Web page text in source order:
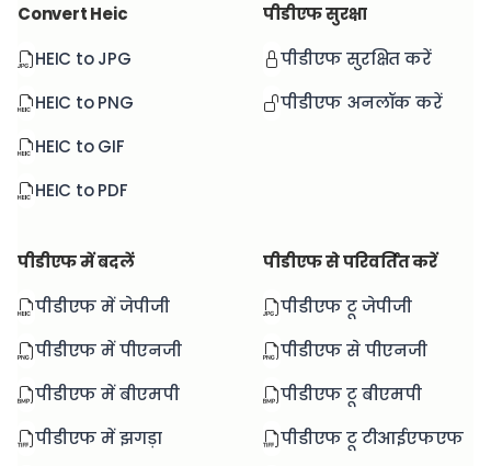
Convert Heic
HEIC to JPG
HEIC to PNG
HEIC to GIF
HEIC to PDF
पीडीएफ सुरक्षा
पीडीएफ सुरक्षित करें
पीडीएफ अनलॉक करें
पीडीएफ में बदलें
पीडीएफ में जेपीजी
पीडीएफ में पीएनजी
पीडीएफ में बीएमपी
पीडीएफ में झगड़ा
पीडीएफ से परिवर्तित करें
पीडीएफ टू जेपीजी
पीडीएफ से पीएनजी
पीडीएफ टू बीएमपी
पीडीएफ टू टीआईएफएफ